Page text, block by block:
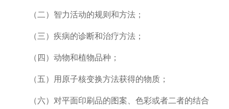
（二）智力活动的规则和方法；
（三）疾病的诊断和治疗方法；
（四）动物和植物品种；
（五）用原子核变换方法获得的物质；
（六）对平面印刷品的图案、色彩或者二者的结合